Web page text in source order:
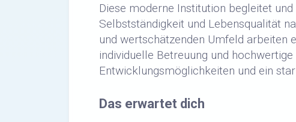
Diese moderne Institution begleitet
Selbstständigkeit und Lebensqualität
und wertschätzenden Umfeld arbeiten
individuelle Betreuung und
Entwicklungsmöglichkeiten und ein
Das erwartet dich